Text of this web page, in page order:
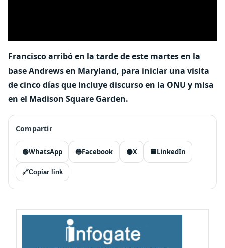
Francisco arribó en la tarde de este martes en la
base Andrews en Maryland, para iniciar una visita
de cinco días que incluye discurso en la ONU y misa
en el Madison Square Garden.
Compartir
🟢WhatsApp 🔵Facebook ⚫X 🟦LinkedIn
🔗Copiar link